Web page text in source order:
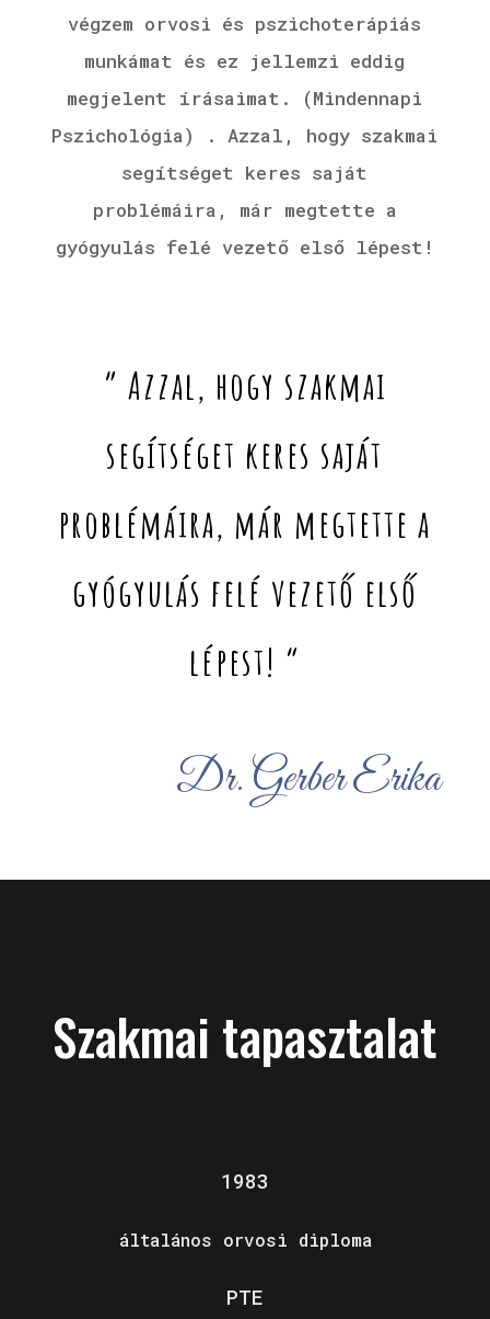
végzem orvosi és pszichoterápiás
munkámat és ez jellemzi eddig
megjelent írásaimat. (Mindennapi
Pszichológia) . Azzal, hogy szakmai
segítséget keres saját
problémáira, már megtette a
gyógyulás felé vezető első lépest!
” Azzal, hogy szakmai
segítséget keres saját
problémáira, már megtette a
gyógyulás felé vezető első
lépest! “
Dr. Gerber Erika
Szakmai tapasztalat
1983
általános orvosi diploma
PTE